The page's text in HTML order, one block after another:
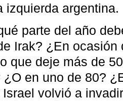
izquierda argentina.
parte del año
Irak? ¿En ocasión
que deje más de
¿O en uno de 80?
Israel volvió a